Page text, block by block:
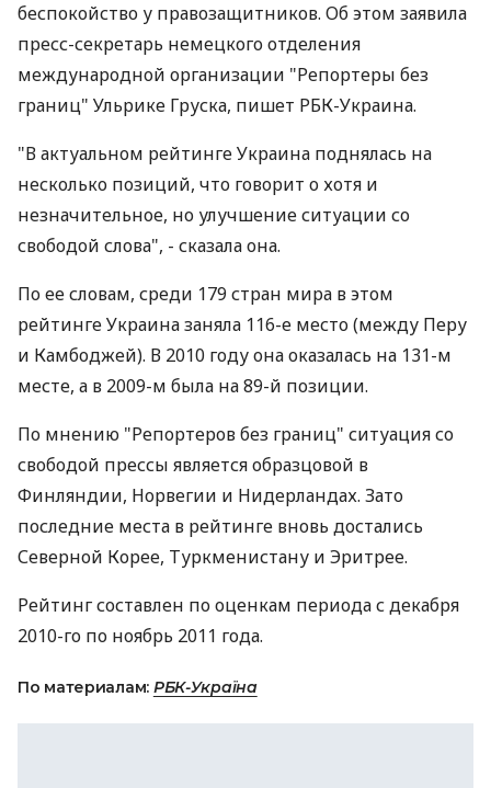
беспокойство у правозащитников. Об этом заявила
пресс-секретарь немецкого отделения
международной организации "Репортеры без
границ" Ульрике Груска, пишет РБК-Украина.
"В актуальном рейтинге Украина поднялась на
несколько позиций, что говорит о хотя и
незначительное, но улучшение ситуации со
свободой слова", - сказала она.
По ее словам, среди 179 стран мира в этом
рейтинге Украина заняла 116-е место (между Перу
и Камбоджей). В 2010 году она оказалась на 131-м
месте, а в 2009-м была на 89-й позиции.
По мнению "Репортеров без границ" ситуация со
свободой прессы является образцовой в
Финляндии, Норвегии и Нидерландах. Зато
последние места в рейтинге вновь достались
Северной Корее, Туркменистану и Эритрее.
Рейтинг составлен по оценкам периода с декабря
2010-го по ноябрь 2011 года.
По материалам: РБК-Україна